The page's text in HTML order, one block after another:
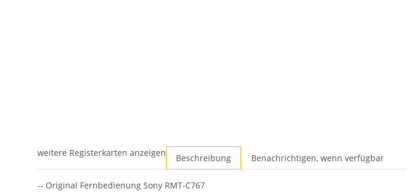
weitere Registerkarten anzeigen Beschreibung Benachrichtigen, wenn verfügbar
-- Original Fernbedienung Sony RMT-C767